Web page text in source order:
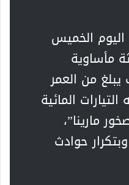
الخميس
مأساوية
من العمر
التيارات المائية
مارينا”،
حوادث